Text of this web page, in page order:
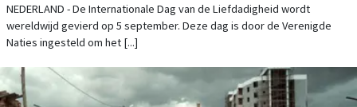
NEDERLAND - De Internationale Dag van de Liefdadigheid wordt
wereldwijd gevierd op 5 september. Deze dag is door de Verenigde
Naties ingesteld om het [...]